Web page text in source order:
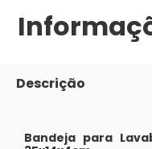
Descrição
Bandeja para